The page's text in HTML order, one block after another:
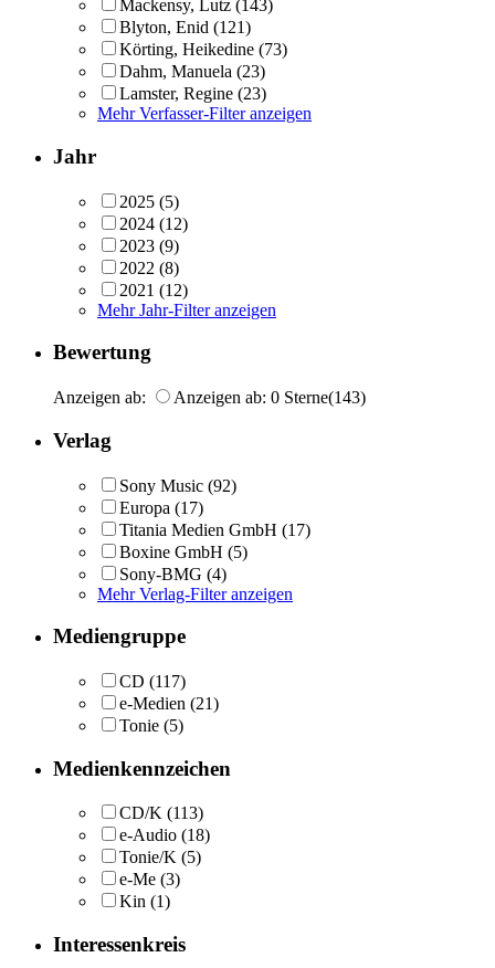
Mackensy, Lutz (143)
Blyton, Enid (121)
Körting, Heikedine (73)
Dahm, Manuela (23)
Lamster, Regine (23)
Mehr Verfasser-Filter anzeigen
Jahr
2025 (5)
2024 (12)
2023 (9)
2022 (8)
2021 (12)
Mehr Jahr-Filter anzeigen
Bewertung
Anzeigen ab: Anzeigen ab: 0 Sterne(143)
Verlag
Sony Music (92)
Europa (17)
Titania Medien GmbH (17)
Boxine GmbH (5)
Sony-BMG (4)
Mehr Verlag-Filter anzeigen
Mediengruppe
CD (117)
e-Medien (21)
Tonie (5)
Medienkennzeichen
CD/K (113)
e-Audio (18)
Tonie/K (5)
e-Me (3)
Kin (1)
Interessenkreis